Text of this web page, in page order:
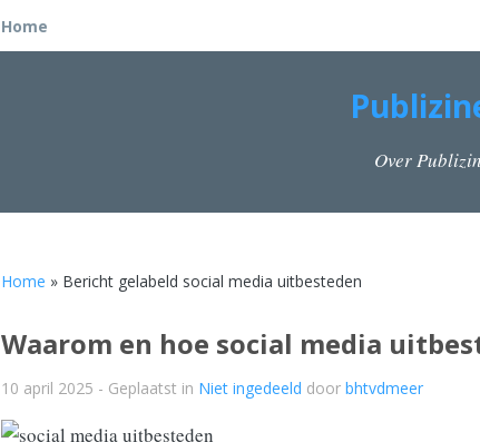
Home
Over
Home » Bericht gelabeld social media uitbesteden
Waarom en hoe social media
10 april 2025 - Geplaatst in Niet ingedeeld door bhtvdmeer